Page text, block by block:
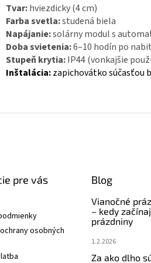
Tvar:hviezdicky (4 cm)
Farba svetla:studená biela
Napájanie:solárny modul s
Doba svietenia:6–10 hodín po
Stupeň krytia:IP44 (vonkajšie
Inštalácia:zapichovátko súčasťou
pre vás
osobných
Blog
Vianočné
– kedy
prázdniny
1.2.2026
Za ako dlho